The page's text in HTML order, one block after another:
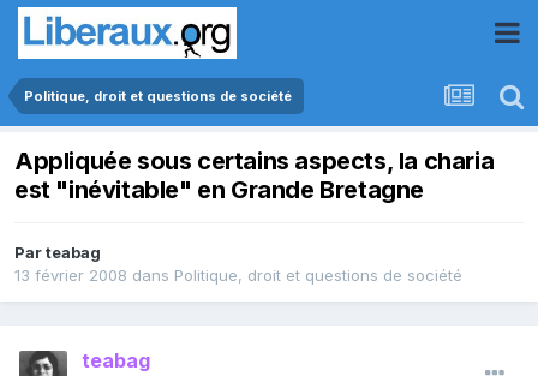
Politique, droit et questions de société
Appliquée sous certains aspects, la charia
est "inévitable" en Grande Bretagne
Parteabag
13 février 2008 dans Politique, droit et questions de société
teabag